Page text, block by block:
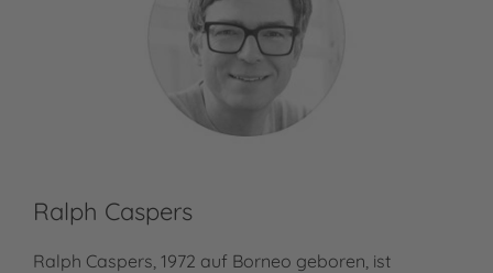
Ralph Caspers
Ralph Caspers, 1972 auf Borneo geboren, ist